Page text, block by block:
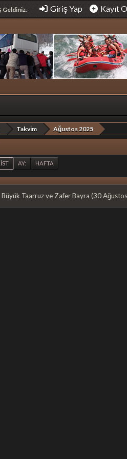
Geldiniz. Giriş Yap Kayıt
Takvim Ağustos 2025
AY: HAFTA
Büyük Taarruz ve Zafer Bayra (30